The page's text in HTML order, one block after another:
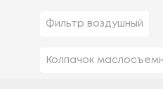
Фильтр воздушный
Колпачок